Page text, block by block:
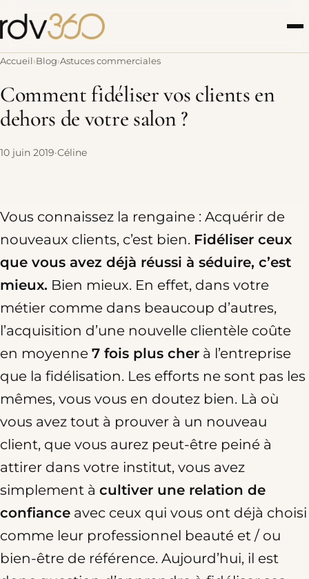
Accueil Blog Astuces commerciales
Comment fidéliser vos clients en
dehors de votre salon ?
10 juin 2019·Céline
Vous connaissez la rengaine : Acquérir de
nouveaux clients, c’est bien. Fidéliser ceux
que vous avez déjà réussi à séduire, c’est
mieux. Bien mieux. En effet, dans votre
métier comme dans beaucoup d’autres,
l’acquisition d’une nouvelle clientèle coûte
en moyenne 7 fois plus cher à l’entreprise
que la fidélisation. Les efforts ne sont pas les
mêmes, vous vous en doutez bien. Là où
vous avez tout à prouver à un nouveau
client, que vous aurez peut-être peiné à
attirer dans votre institut, vous avez
simplement à cultiver une relation de
confiance avec ceux qui vous ont déjà choisi
comme leur professionnel beauté et / ou
bien-être de référence. Aujourd’hui, il est